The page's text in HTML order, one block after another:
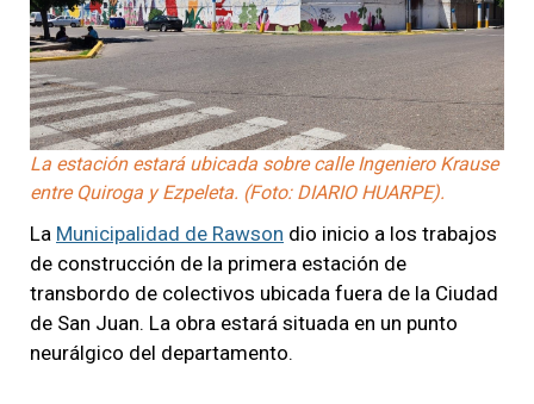
La estación estará ubicada sobre calle Ingeniero Krause
entre Quiroga y Ezpeleta. (Foto: DIARIO HUARPE).
La Municipalidad de Rawson dio inicio a los trabajos
de construcción de la primera estación de
transbordo de colectivos ubicada fuera de la Ciudad
de San Juan. La obra estará situada en un punto
neurálgico del departamento.